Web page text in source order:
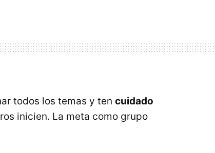
todos los temas y ten cuidado
inicien. La meta como grupo